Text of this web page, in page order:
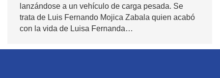
lanzándose a un vehículo de carga pesada. Se
trata de Luis Fernando Mojica Zabala quien acabó
con la vida de Luisa Fernanda…